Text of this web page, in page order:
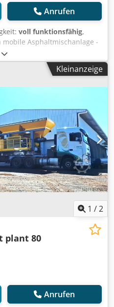
Anrufen
voll funktionsfähig,
mobile Asphaltmischanlage -
t/h - Kaltzuführung: 3 x 6 m³
zum Beladen der LKW
Trockensystem mit
- Kontrollraum mit
manuellem Mischpult -
l Bitumen / 20.000 l
Kleinanzeige
1 /2
plant 80
Anrufen